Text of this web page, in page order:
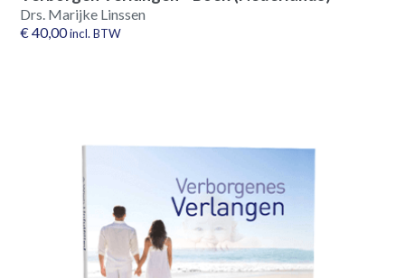
Drs. Marijke Linssen
€40,00incl. BTW